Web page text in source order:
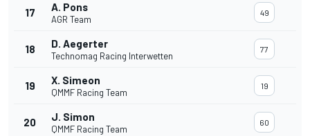
17 A. Pons
AGR Team
49
18 D. Aegerter
Technomag Racing Interwetten
77
19 X. Simeon
QMMF Racing Team
19
20 J. Simon
QMMF Racing Team
60